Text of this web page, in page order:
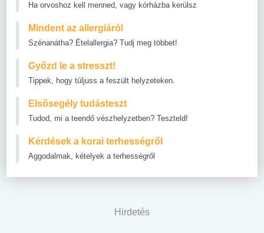
Ha orvoshoz kell menned, vagy kórházba kerülsz
Mindent az allergiáról
Szénanátha? Ételallergia? Tudj meg többet!
Győzd le a stresszt!
Tippek, hogy túljuss a feszült helyzeteken.
Elsősegély tudásteszt
Tudod, mi a teendő vészhelyzetben? Teszteld!
Kérdések a korai terhességről
Aggodalmak, kételyek a terhességről
Hirdetés